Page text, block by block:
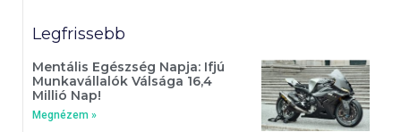
Legfrissebb
Mentális Egészség Napja: Ifjú
Munkavállalók Válsága 16,4
Millió Nap!
Megnézem »